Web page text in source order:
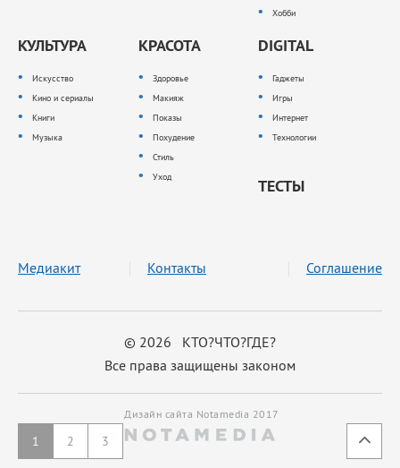
1 2 3
Хобби
КУЛЬТУРА
Искусство
Кино и сериалы
Книги
Музыка
КРАСОТА
Здоровье
Макияж
Показы
Похудение
Стиль
Уход
DIGITAL
Гаджеты
Игры
Интернет
Технологии
ТЕСТЫ
© 2026 КТО?ЧТО?ГДЕ?
Все права защищены законом
Медиакит Контакты Соглашение
Дизайн сайта Notamedia 2017